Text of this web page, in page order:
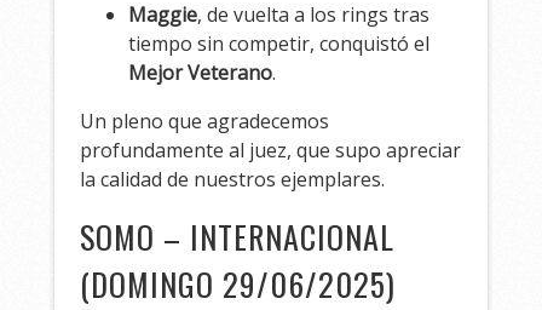
Maggie, de vuelta a los rings tras
tiempo sin competir, conquistó el
Mejor Veterano.
Un pleno que agradecemos
profundamente al juez, que supo apreciar
la calidad de nuestros ejemplares.
SOMO – INTERNACIONAL
(DOMINGO 29/06/2025)